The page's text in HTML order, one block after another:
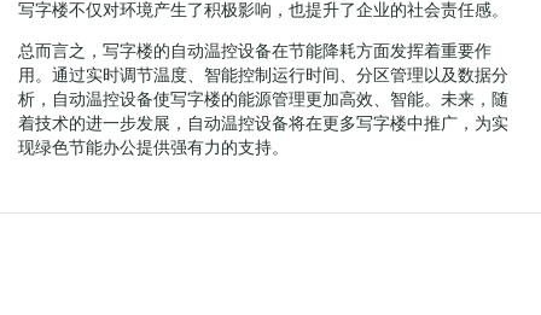
写字楼不仅对环境产生了积极影响，也提升了企业的社会责任感。
总而言之，写字楼的自动温控设备在节能降耗方面发挥着重要作
用。通过实时调节温度、智能控制运行时间、分区管理以及数据分
析，自动温控设备使写字楼的能源管理更加高效、智能。未来，随
着技术的进一步发展，自动温控设备将在更多写字楼中推广，为实
现绿色节能办公提供强有力的支持。